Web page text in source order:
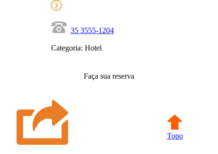
35 3555-1204
Categoria: Hotel
Faça sua reserva
Topo